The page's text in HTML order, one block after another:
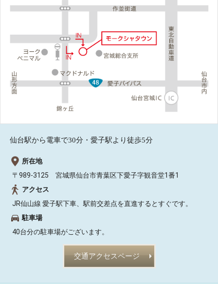
仙台駅から電車で30分・愛子駅より徒歩5分
所在地
〒989-3125 宮城県仙台市青葉区下愛子字観音堂1番1
アクセス
JR仙山線 愛子駅下車、駅前交差点を直進するとすぐです。
駐車場
40台分の駐車場がございます。
交通アクセスページ